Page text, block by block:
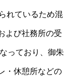
れているため混
よび社務所の受
っており、御朱
・休憩所などの